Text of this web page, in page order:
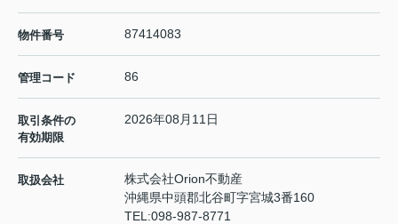
物件番号 87414083
管理コード 86
取引条件の
有効期限
2026年08月11日
取扱会社
株式会社Orion不動産
沖縄県中頭郡北谷町字宮城3番160
TEL:098-987-8771